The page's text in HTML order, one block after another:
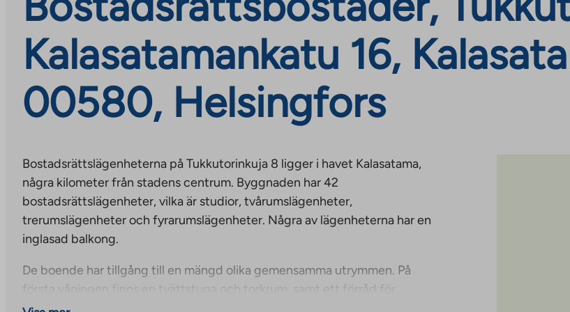
Kalasatamankatu 16,
00580, Helsingfors
Bostadsrättslägenheterna på Tukkutorinkuja 8 ligger i havet Kalasatama,
några kilometer från stadens centrum. Byggnaden har 42
bostadsrättslägenheter, vilka är studior, tvårumslägenheter,
trerumslägenheter och fyrarumslägenheter. Några av lägenheterna har en
inglasad balkong.
De boende har tillgång till en mängd olika gemensamma utrymmen. På
första våningen finns en tvättstuga och torkrum, samt ett förråd för
utomhusutrustning. På sjunde våningen finns två bastuavdelningar, i